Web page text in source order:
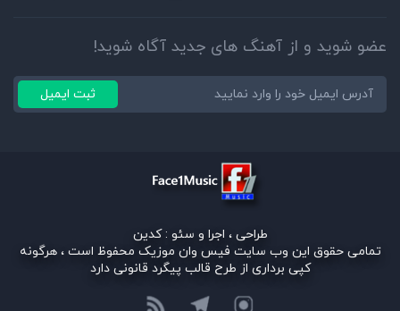
عضو شوید و از آهنگ های جدید آگاه شوید!
ثبت ایمیل
طراحی ، اجرا و سئو :کدین
تمامی حقوق این وب سایت فیس وان موزیک محفوظ است ، هرگونه
کپی برداری از طرح قالب پیگرد قانونی دارد